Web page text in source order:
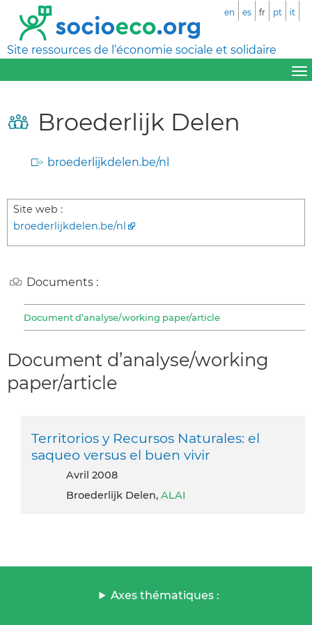
Site ressources de l’économie sociale et solidaire
en es fr pt it
Broederlijk Delen
broederlijkdelen.be/nl
Site web :
broederlijkdelen.be/nl
Documents :
Document d’analyse/working paper/article
Document d’analyse/working
paper/article
Territorios y Recursos Naturales: el
saqueo versus el buen vivir
avril 2008
Broederlijk Delen, ALAI
Axes thématiques :